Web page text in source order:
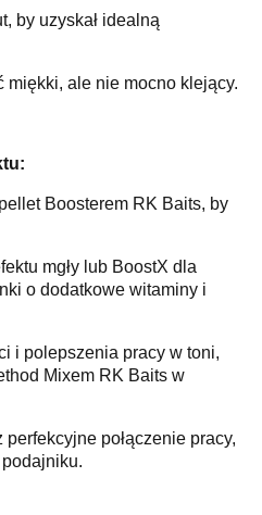
by uzyskał idealną
ale nie mocno klejący.
Boosterem RK Baits, by
mgły lub BoostX dla
o dodatkowe witaminy i
i polepszenia pracy w toni,
Mixem RK Baits w
połączenie pracy,